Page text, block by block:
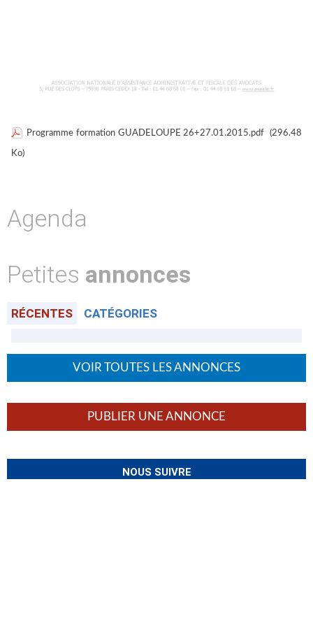
Programme formation GUADELOUPE 26+27.01.2015.pdf (296.48
Ko)
Agenda
Petites annonces
RÉCENTES CATÉGORIES
VOIR TOUTES LES ANNONCES
PUBLIER UNE ANNONCE
NOUS SUIVRE